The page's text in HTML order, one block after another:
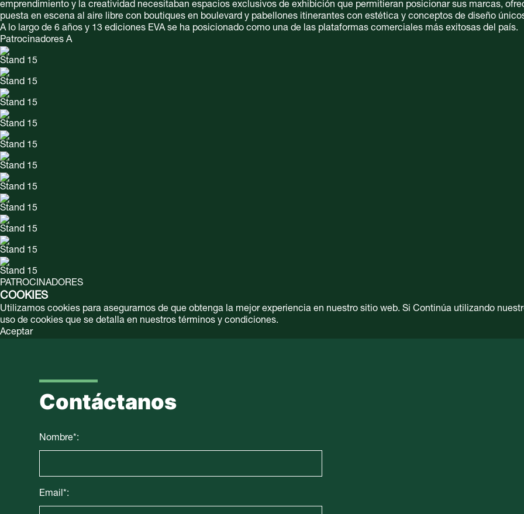
emprendimiento y la creatividad necesitaban espacios exclusivos de exhibición que permitieran posicionar sus marcas,
puesta en escena al aire libre con boutiques en boulevard y pabellones itinerantes con estética y conceptos de diseño
A lo largo de 6 años y 13 ediciones EVA se ha posicionado como una de las plataformas comerciales más exitosas del país.
Patrocinadores A
Stand 15
Stand 15
Stand 15
Stand 15
Stand 15
Stand 15
Stand 15
Stand 15
Stand 15
Stand 15
Stand 15
PATROCINADORES
COOKIES
Utilizamos cookies para asegurarnos de que obtenga la mejor experiencia en nuestro sitio web. Si Continúa utilizando
uso de cookies que se detalla en nuestros términos y condiciones.
Aceptar
Contáctanos
Nombre*:
Email*: